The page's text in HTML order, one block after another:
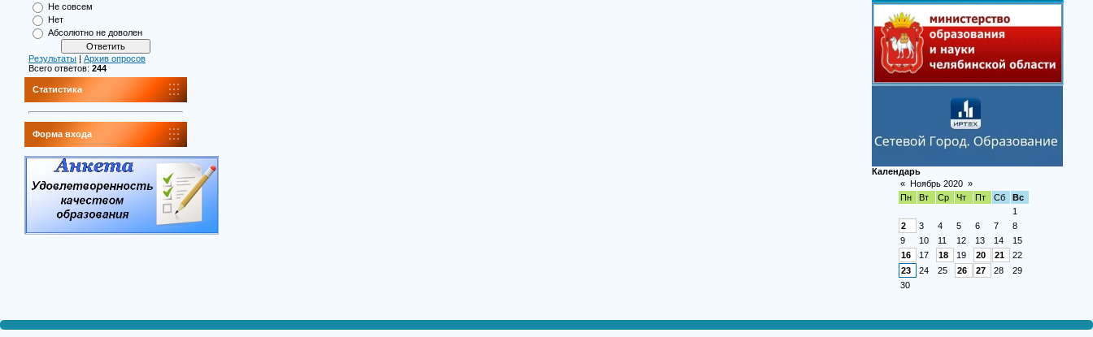
Не совсем
Нет
Абсолютно не доволен
Результаты
Архив опросов
Всего ответов: 244
Статистика
Форма входа
Календарь
«
Ноябрь 2020 »
Пн
Вт Ср Чт Пт Сб
Вс
1
2
3 4 5 6 7
8
9
10 11 12 13 14
15
16
17 18 19 20 21
22
23
24 25 26 27 28
29
30